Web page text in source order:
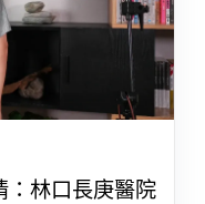
：林口長庚醫院